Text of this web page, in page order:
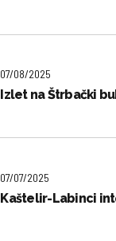
07/08/2025
Izlet na Štrbački
07/07/2025
Kaštelir-Labinci